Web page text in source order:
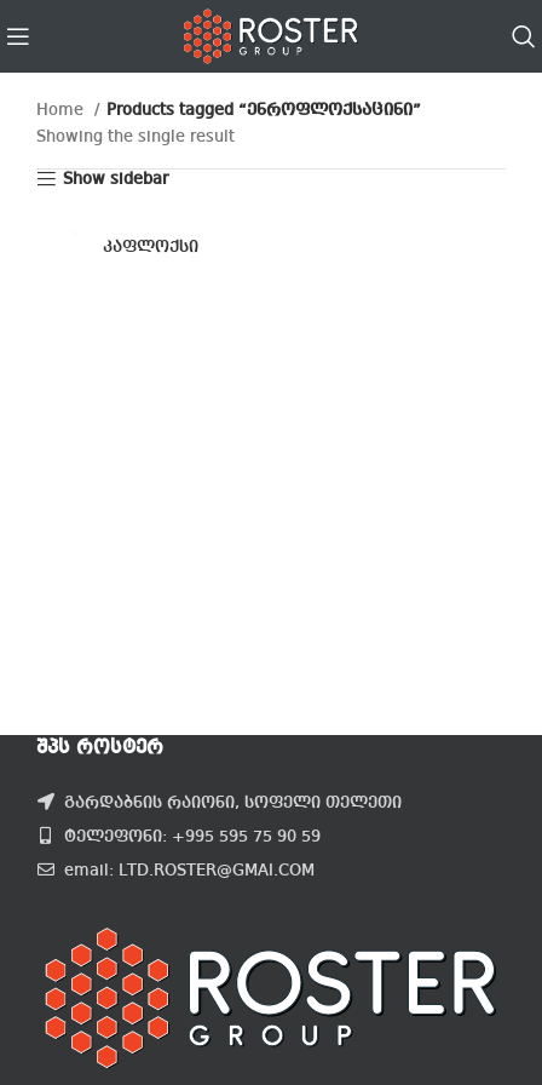
Home
Products tagged “ენროფლოქსაცინი”
Showing the single result
Show sidebar
კაფლოქსი
ᲨᲞᲡ ᲠᲝᲡᲢᲔᲠ
გარდაბნის რაიონი, სოფელი თელეთი
ტელეფონი: +995 595 75 90 59
email: LTD.ROSTER@GMAI.COM